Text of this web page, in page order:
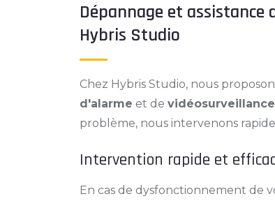
Dépannage et assistance
Hybris Studio
Chez Hybris Studio, nous
d'alarme et de vidéosurveillance
problème, nous intervenons
Intervention rapide et
En cas de dysfonctionnement de